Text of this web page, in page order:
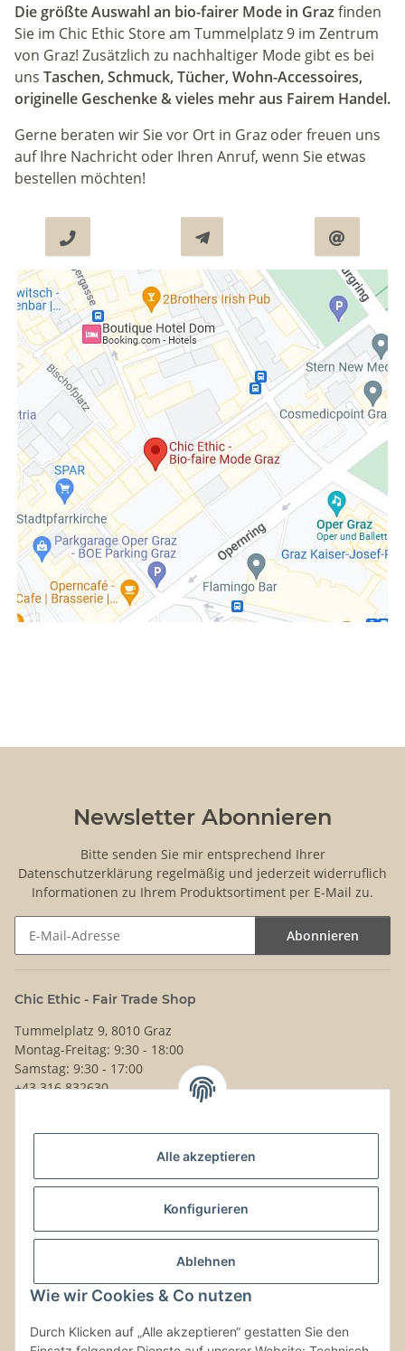
Alle akzeptieren
Konfigurieren
Ablehnen
Wie wir Cookies & Co nutzen
Durch Klicken auf „Alle akzeptieren“ gestatten Sie den
Die größte Auswahl an bio-fairer Mode in Graz finden
Sie im Chic Ethic Store am Tummelplatz 9 im Zentrum
von Graz! Zusätzlich zu nachhaltiger Mode gibt es bei
uns Taschen, Schmuck, Tücher, Wohn-Accessoires,
originelle Geschenke & vieles mehr aus Fairem Handel.
Gerne beraten wir Sie vor Ort in Graz oder freuen uns
auf Ihre Nachricht oder Ihren Anruf, wenn Sie etwas
bestellen möchten!
  
Newsletter Abonnieren
Bitte senden Sie mir entsprechend Ihrer
Datenschutzerklärung regelmäßig und jederzeit widerruflich
Informationen zu Ihrem Produktsortiment per E-Mail zu.
Abonnieren
Chic Ethic - Fair Trade Shop
Tummelplatz 9, 8010 Graz
Montag-Freitag: 9:30 - 18:00
Samstag: 9:30 - 17:00
+43 316 832630
Kontaktinformationen